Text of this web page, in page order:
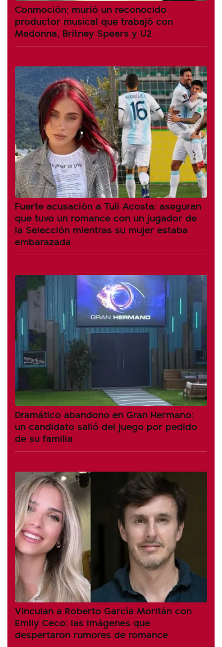
Conmoción: murió un reconocido
productor musical que trabajó con
Madonna, Britney Spears y U2
Fuerte acusación a Tuli Acosta: aseguran
que tuvo un romance con un jugador de
la Selección mientras su mujer estaba
embarazada
Dramático abandono en Gran Hermano:
un candidato salió del juego por pedido
de su familia
Vinculan a Roberto García Moritán con
Emily Ceco: las imágenes que
despertaron rumores de romance